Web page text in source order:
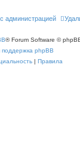
администрацией
® Forum Software ©
поддержка phpBB
| Правила